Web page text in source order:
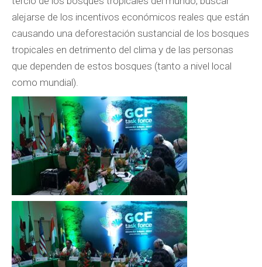
alejarse de los incentivos económicos reales que están
causando una deforestación sustancial de los bosques
tropicales en detrimento del clima y de las personas
que dependen de estos bosques (tanto a nivel local
como mundial).